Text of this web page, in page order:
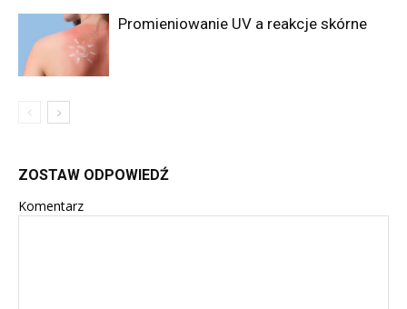
Promieniowanie UV a reakcje skórne
ZOSTAW ODPOWIEDŹ
Komentarz